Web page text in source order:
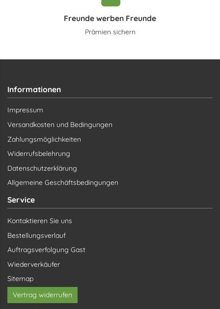
Freunde werben Freunde
Prämien sichern
Informationen
Impressum
Versandkosten und Bedingungen
Zahlungsmöglichkeiten
Widerrufsbelehrung
Datenschutzerklärung
Allgemeine Geschäftsbedingungen
Service
Kontaktieren Sie uns
Bestellungsverlauf
Auftragsverfolgung Gast
Wiederverkäufer
Sitemap
Vertrag widerrufen